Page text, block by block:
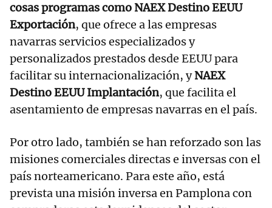
cosas programas como NAEX Destino EEUU
Exportación, que ofrece a las empresas
navarras servicios especializados y
personalizados prestados desde EEUU para
facilitar su internacionalización, yNAEX
Destino EEUU Implantación, que facilita el
asentamiento de empresas navarras en el país.
Por otro lado, también se han reforzado son las
misiones comerciales directas e inversas con el
país norteamericano. Para este año, está
prevista una misión inversa en Pamplona con